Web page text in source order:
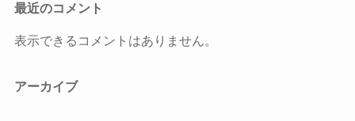
最近のコメント
表示できるコメントはありません。
アーカイブ